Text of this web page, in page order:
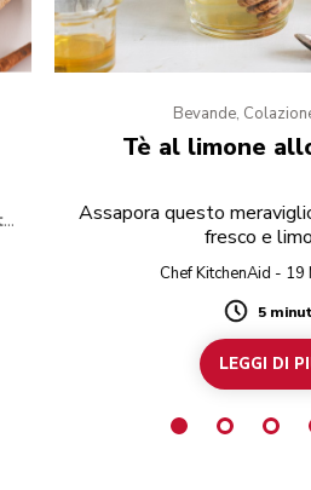
Bevande,
Tè al limone
Assapora questo
fresco e
Chef KitchenAid -
Duration
5
LEGGI DI